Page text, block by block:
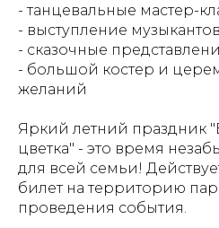
- танцевальные мастер-
- выступление
- сказочные
- большой костер и
желаний
Яркий летний праздник
цветка" - это время
для всей семьи!
билет на территорию
проведения события.